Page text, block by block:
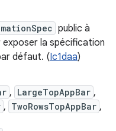
public à
exposer la spécification
défaut. (Ic1daa)
, LargeTopAppBar ,
, TwoRowsTopAppBar ,